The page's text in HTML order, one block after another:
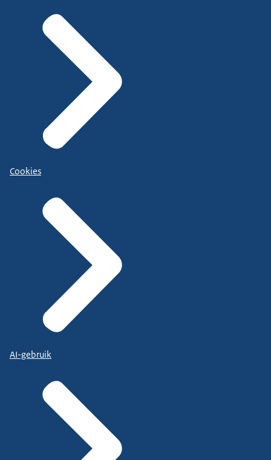
Cookies
AI-gebruik